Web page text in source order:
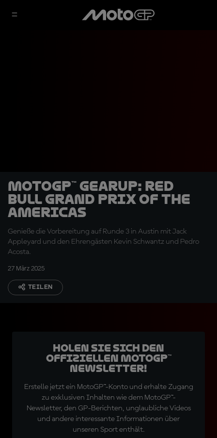
MotoGP™ GearUP: Red
Bull Grand Prix of The
Americas
Genieße die Vorbereitung auf Runde 3 in Austin mit Jack
Appleyard und den Ehrengästen Kevin Schwantz und Pedro
Acosta.
27 März 2025
TEILEN
Holen Sie sich den
offiziellen MotoGP™
Newsletter!
Erstelle jetzt ein MotoGP™-Konto und erhalte Zugang
zu exklusiven Inhalten wie dem MotoGP™-
Newsletter, den GP-Berichten, unglaubliche Videos
und andere interessante Informationen über
unseren Sport enthält.